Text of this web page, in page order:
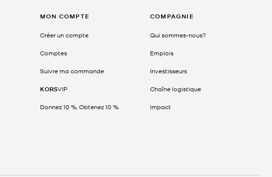
MON COMPTE
Créer un compte
Comptes
Suivre ma commande
KORSVIP
Donnez 10 %, Obtenez 10 %
COMPAGNIE
Qui sommes-nous?
Emplois
Investisseurs
Chaîne logistique
Impact